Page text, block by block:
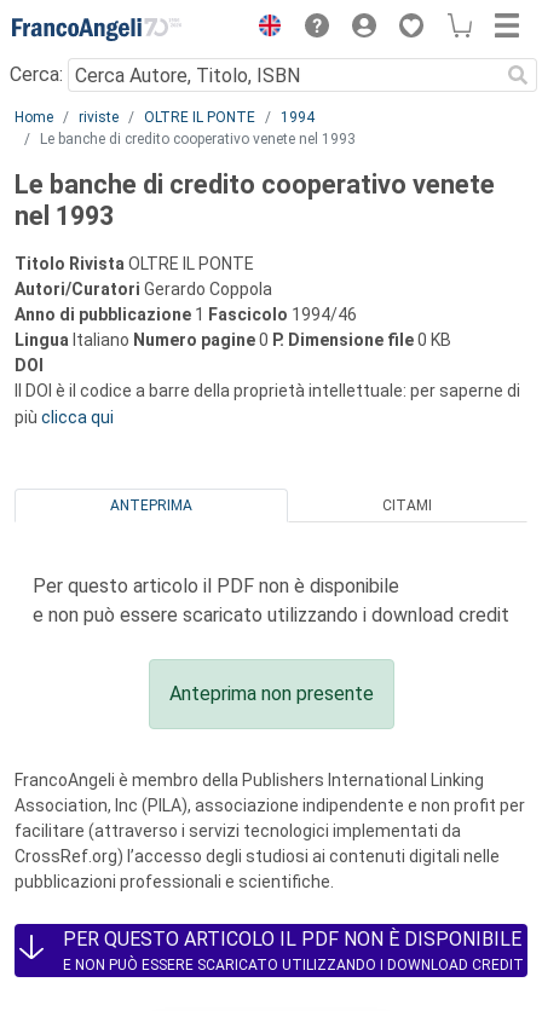
Menu
Cerca:
Main content
Home riviste OLTRE IL PONTE
1994
Le banche di credito cooperativo venete nel 1993
Le banche di credito cooperativo venete
nel 1993
Titolo Rivista OLTRE IL PONTE
Autori/Curatori Gerardo Coppola
Anno di pubblicazione 1 Fascicolo 1994/46
Lingua Italiano Numero pagine0 P. Dimensione file0 KB
DOI
Il DOI è il codice a barre della proprietà intellettuale: per saperne di
più clicca qui
ANTEPRIMA CITAMI
Per questo articolo il PDF non è disponibile
e non può essere scaricato utilizzando i download credit
Anteprima non presente
FrancoAngeli è membro della Publishers International Linking
Association, Inc (PILA), associazione indipendente e non profit per
facilitare (attraverso i servizi tecnologici implementati da
CrossRef.org) l’accesso degli studiosi ai contenuti digitali nelle
pubblicazioni professionali e scientifiche.
PER QUESTO ARTICOLO IL PDF NON È DISPONIBILE
E NON PUÒ ESSERE SCARICATO UTILIZZANDO I DOWNLOAD CREDIT